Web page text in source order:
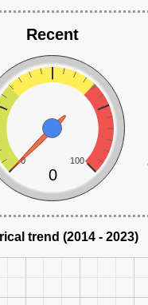
Recent
0 100
0
trend (2014 - 2023)